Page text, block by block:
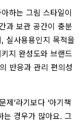
하는 그림 스타일이
과 보관 공간이 충분
실사용용인지 목적을
지 완성도와 브랜드
반응과 관리 편의성
’라기보다 ‘아기책
는 경우가 많아요. 그